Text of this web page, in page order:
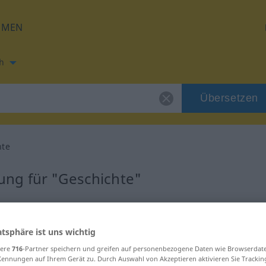
Übersetzen
für "Geschichte"
ist uns wichtig
716-Partner speichern und greifen auf personenbezogene Daten wie
auf Ihrem Gerät zu. Durch Auswahl von Akzeptieren aktivieren Sie